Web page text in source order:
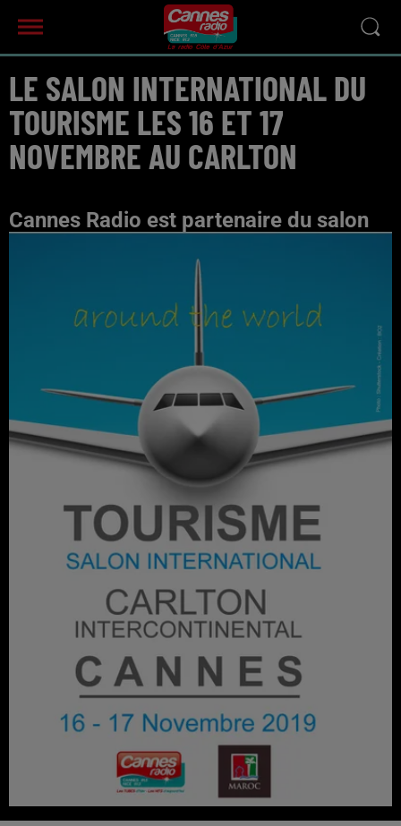
LE SALON INTERNATIONAL DU
TOURISME LES 16 ET 17
NOVEMBRE AU CARLTON
Cannes Radio est partenaire du salon